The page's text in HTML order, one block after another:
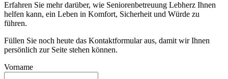
Erfahren Sie mehr darüber, wie Seniorenbetreuung Lebherz Ihnen
helfen kann, ein Leben in Komfort, Sicherheit und Würde zu
führen.
Füllen Sie noch heute das Kontaktformular aus, damit wir Ihnen
persönlich zur Seite stehen können.
Vorname